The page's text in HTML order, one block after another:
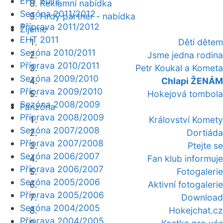
Reklamní nabídka
Hrdý partner - nabídka
Žijeme
Děti dětem
Jsme jedna rodina
Petr Koukal a Kometa
Chlapi ŽENÁM
Hokejová tombola
Fanzóna
Království Komety
Dortiáda
Ptejte se
Fan klub informuje
Fotogalerie
Aktivní fotogalerie
Download
Hokejchat.cz
Sezóna 2011/2012
Příprava 2011/2012
EHT 2011
Sezóna 2010/2011
Příprava 2010/2011
Sezóna 2009/2010
Příprava 2009/2010
Sezóna 2008/2009
Příprava 2008/2009
Sezóna 2007/2008
Příprava 2007/2008
Sezóna 2006/2007
Příprava 2006/2007
Sezóna 2005/2006
Příprava 2005/2006
Sezóna 2004/2005
Příprava 2004/2005